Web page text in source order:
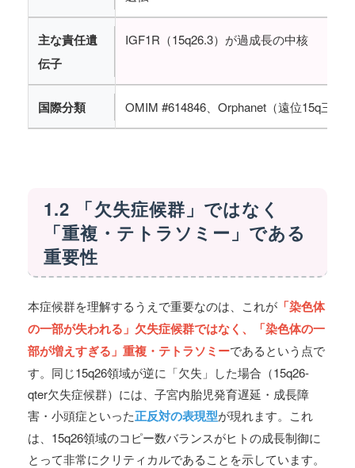
主な責任遺
伝子
IGF1R（15q26.3）が過成長の中核
国際分類 OMIM #614846、Orphanet（遠位15q三重
1.2 「欠失症候群」ではなく
「重複・テトラソミー」である
重要性
本症候群を理解するうえで重要なのは、これが 「染色体
の一部が失われる」欠失症候群ではなく、「染色体の一
部が増えすぎる」重複・テトラソミーであるという点で
す。同じ15q26領域が逆に「欠失」した場合（15q26-
qter欠失症候群）には、子宮内胎児発育遅延・成長障
害・小頭症といった正反対の表現型が現れます。これ
は、15q26領域のコピー数バランスがヒトの成長制御に
とって非常にクリティカルであることを示しています。